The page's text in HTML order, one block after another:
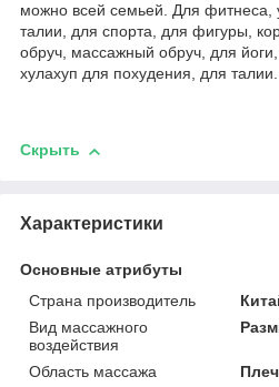
можно всей семьей. Для
талии, для спорта, для фигуры,
обруч, массажный обруч, для
хулахуп для похудения, для талии.
Скрыть
Характеристики
Основные атрибуты
Страна производитель
Вид массажного
воздействия
Область массажа